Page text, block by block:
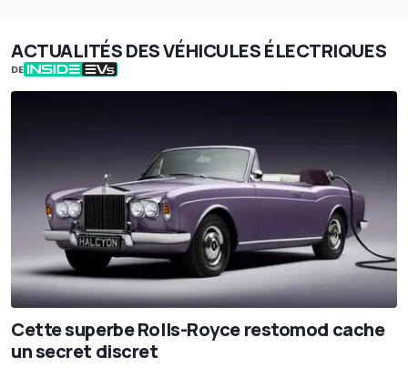
ACTUALITÉS DES VÉHICULES ÉLECTRIQUES
DE
Cette superbe Rolls-Royce restomod cache
un secret discret